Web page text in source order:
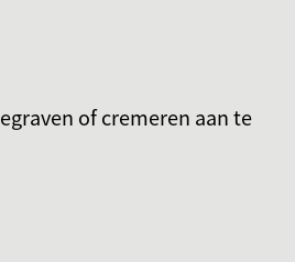
of cremeren aan te